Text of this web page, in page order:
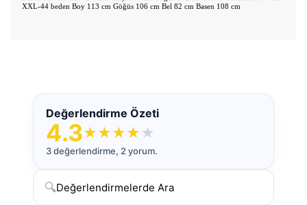
XXL-44 beden Boy 113 cm Göğüs 106 cm Bel 82 cm Basen 108 cm
Değerlendirme Özeti
4.3★★★★ ★
3 değerlendirme, 2 yorum.
🔍